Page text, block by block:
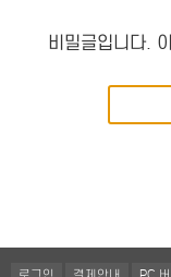
비밀글입니다.